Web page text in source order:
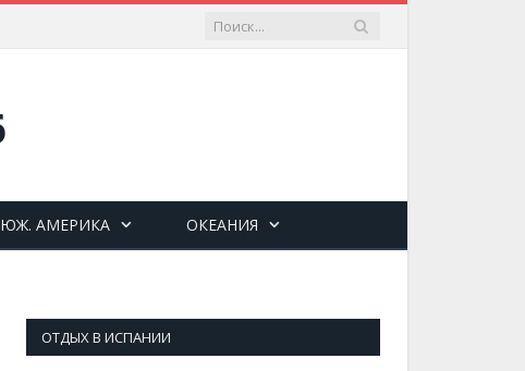
ЮЖ. АМЕРИКА ОКЕАНИЯ
ОТДЫХ В ИСПАНИИ